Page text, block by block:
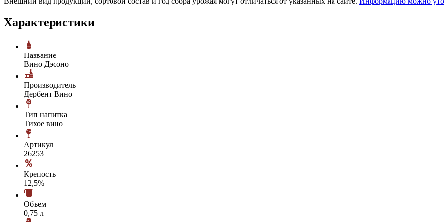
Характеристики
Название
Вино Дэсоно
Производитель
Дербент Вино
Тип напитка
Тихое вино
Артикул
26253
Крепость
12,5%
Объем
0,75 л